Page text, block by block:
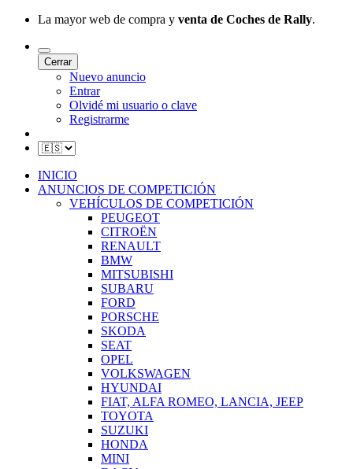
La mayor web de compra y venta de Coches de Rally.
Cerrar
Nuevo anuncio
Entrar
Olvidé mi usuario o clave
Registrarme
INICIO
ANUNCIOS DE COMPETICIÓN
VEHÍCULOS DE COMPETICIÓN
PEUGEOT
CITROËN
RENAULT
BMW
MITSUBISHI
SUBARU
FORD
PORSCHE
SKODA
SEAT
OPEL
VOLKSWAGEN
HYUNDAI
FIAT, ALFA ROMEO, LANCIA, JEEP
TOYOTA
SUZUKI
HONDA
MINI